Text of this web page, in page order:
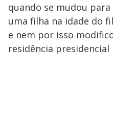
quando se mudou para
uma filha na idade do
e nem por isso
residência